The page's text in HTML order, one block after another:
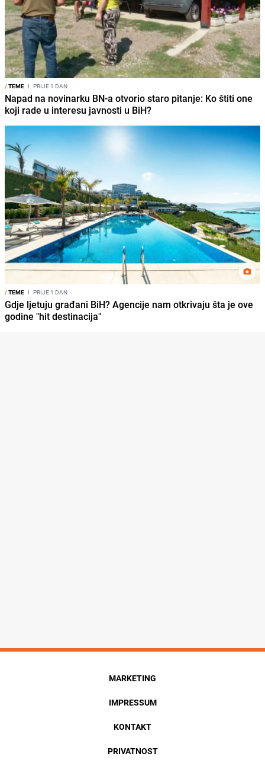
/TEME I PRIJE 1 DAN
Napad na novinarku BN-a otvorio staro pitanje: Ko štiti one
koji rade u interesu javnosti u BiH?
/TEME I PRIJE 1 DAN
Gdje ljetuju građani BiH? Agencije nam otkrivaju šta je ove
godine "hit destinacija"
MARKETING
IMPRESSUM
KONTAKT
PRIVATNOST